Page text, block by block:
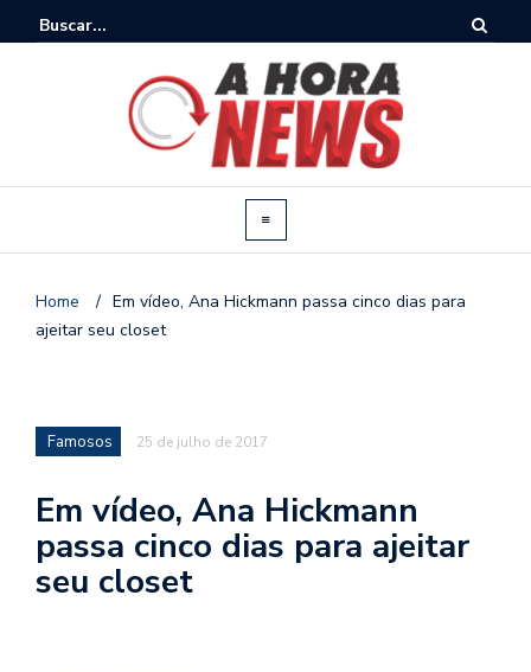
Home / Em vídeo, Ana Hickmann passa cinco dias para
ajeitar seu closet
Famosos 25 de julho de 2017
Em vídeo, Ana Hickmann
passa cinco dias para ajeitar
seu closet